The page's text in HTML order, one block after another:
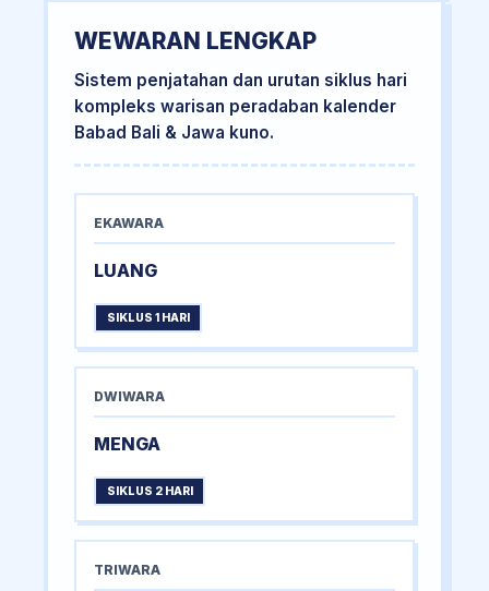
WEWARAN LENGKAP
Sistem penjatahan dan urutan siklus hari
kompleks warisan peradaban kalender
Babad Bali & Jawa kuno.
EKAWARA
LUANG
SIKLUS 1 HARI
DWIWARA
MENGA
SIKLUS 2 HARI
TRIWARA